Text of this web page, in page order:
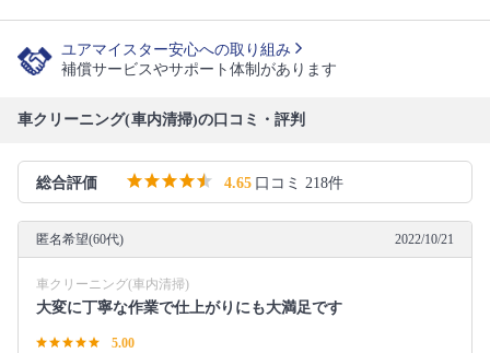
ユアマイスター安心への取り組み
補償サービスやサポート体制があります
車クリーニング(車内清掃)の口コミ・評判
総合評価 4.65 口コミ 218件
匿名希望(60代) 2022/10/21
車クリーニング(車内清掃)
大変に丁寧な作業で仕上がりにも大満足です
5.00